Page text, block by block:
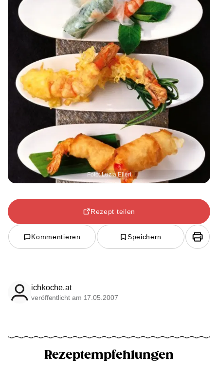
Foto: Luzia Ellert
Rezept teilen
Kommentieren Speichern
ichkoche.at
veröffentlicht am 17.05.2007
Rezeptempfehlungen